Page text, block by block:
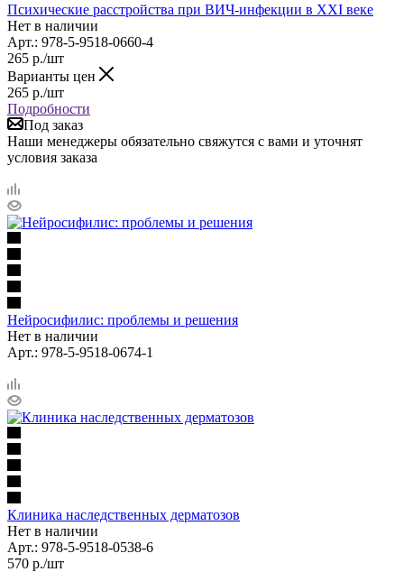
Психические расстройства при ВИЧ-инфекции в XXI веке
Нет в наличии
Арт.: 978-5-9518-0660-4
265 р./шт
Варианты цен
265 р./шт
Подробности
Под заказ
Наши менеджеры обязательно свяжутся с вами и уточнят
условия заказа
Нейросифилис: проблемы и решения
Нет в наличии
Арт.: 978-5-9518-0674-1
Клиника наследственных дерматозов
Нет в наличии
Арт.: 978-5-9518-0538-6
570 р./шт